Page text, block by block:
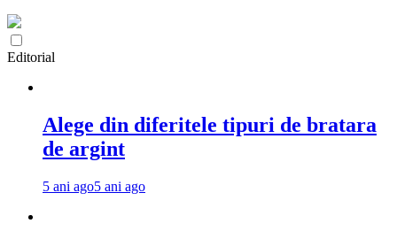
Editorial
Alege din diferitele tipuri de bratara
de argint
5 ani ago5 ani ago